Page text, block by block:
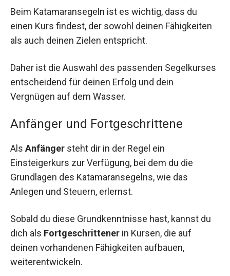
Beim Katamaransegeln ist es wichtig, dass du
einen Kurs findest, der sowohl deinen Fähigkeiten
als auch deinen Zielen entspricht.
Daher ist die Auswahl des passenden Segelkurses
entscheidend für deinen Erfolg und dein
Vergnügen auf dem Wasser.
Anfänger und Fortgeschrittene
Als Anfänger steht dir in der Regel ein
Einsteigerkurs zur Verfügung, bei dem du die
Grundlagen des Katamaransegelns, wie das
Anlegen und Steuern, erlernst.
Sobald du diese Grundkenntnisse hast, kannst du
dich als Fortgeschrittener in Kursen, die auf
deinen vorhandenen Fähigkeiten aufbauen,
weiterentwickeln.